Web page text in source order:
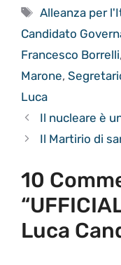
Tag
Alleanza per
Candidato
Francesco Borrelli,
Marone,
Luca
Il nucleare è
Il Martirio di
10
Luca